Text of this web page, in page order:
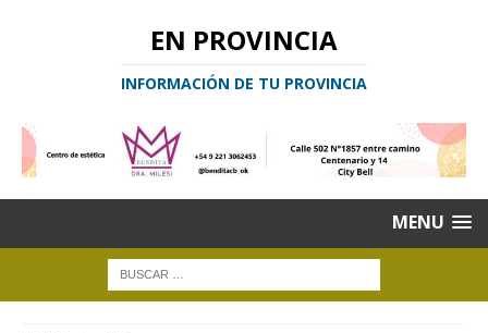
EN PROVINCIA
INFORMACIÓN DE TU PROVINCIA
MENU